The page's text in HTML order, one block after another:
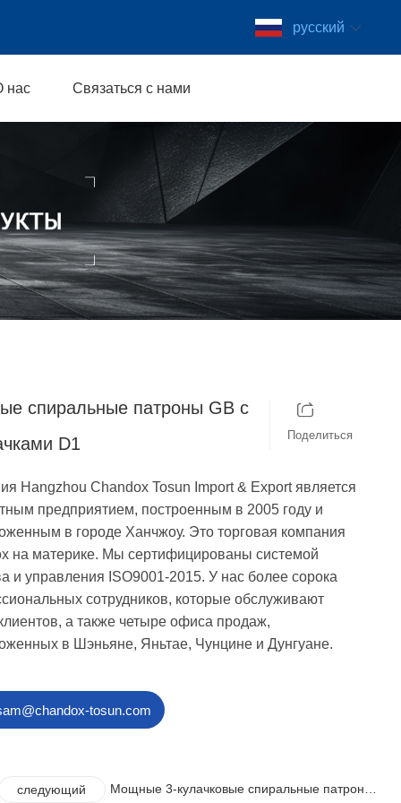
русский
нас Связаться с нами
спиральные патроны GB с
D1
Поделиться
Hangzhou Chandox Tosun Import & Export является
предприятием, построенным в 2005 году и
в городе Ханчжоу. Это торговая компания
на материке. Мы сертифицированы системой
и управления ISO9001-2015. У нас более сорока
сотрудников, которые обслуживают
а также четыре офиса продаж,
в Шэньяне, Яньтае, Чунцине и Дунгуане.
tosun.com
следующий
Мощные 3-кулачковые спиральные патроны